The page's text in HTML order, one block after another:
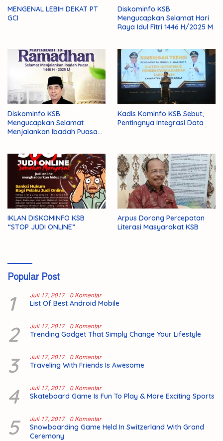
MENGENAL LEBIH DEKAT PT
GCI
Diskominfo KSB
Mengucapkan Selamat Hari
Raya Idul Fitri 1446 H/2025 M
Diskominfo KSB
Mengucapkan Selamat
Menjalankan Ibadah Puasa
Kadis Kominfo KSB Sebut,
Pentingnya Integrasi Data
IKLAN DISKOMINFO KSB
“STOP JUDI ONLINE”
Arpus Dorong Percepatan
Literasi Masyarakat KSB
Popular Post
1 Juli 17, 2017 0 Komentar
List Of Best Android Mobile
2 Juli 17, 2017 0 Komentar
Trending Gadget That Simply Change Your Lifestyle
3 Juli 17, 2017 0 Komentar
Traveling With Friends Is Awesome
4 Juli 17, 2017 0 Komentar
Skateboard Game Is Fun To Play & More Exciting Sports
5 Juli 17, 2017 0 Komentar
Snowboarding Game Held In Switzerland With Grand
Ceremony